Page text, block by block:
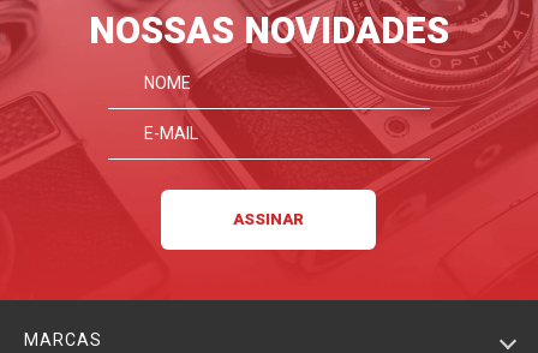
NOSSAS NOVIDADES
MARCAS